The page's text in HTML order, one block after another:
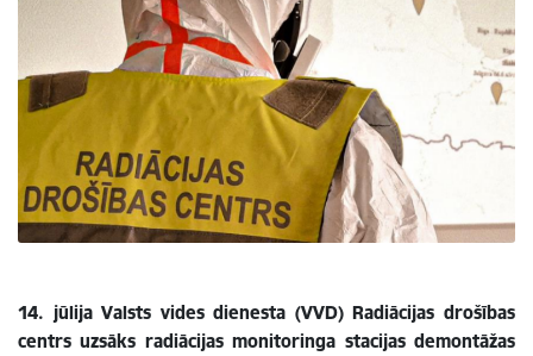
14. jūlija Valsts vides dienesta (VVD) Radiācijas drošības
centrs uzsāks radiācijas monitoringa stacijas demontāžas